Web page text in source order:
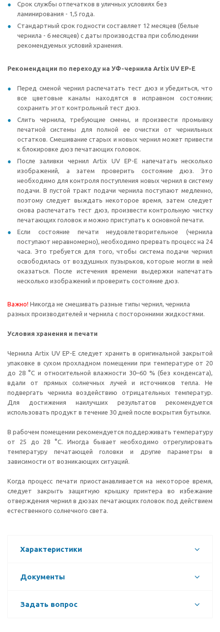
Срок службы отпечатков в уличных условиях без
ламинирования - 1,5 года.
Стандартный срок годности составляет 12 месяцев (белые
чернила - 6 месяцев) с даты производства при соблюдении
рекомендуемых условий хранения.
Рекомендации по переходу на УФ-чернила Artix UV EP-E
Перед сменой чернил распечатать тест дюз и убедиться, что
все цветовые каналы находятся в исправном состоянии;
сохранить этот контрольный тест дюз.
Слить чернила, требующие смены, и произвести промывку
печатной системы для полной ее очистки от чернильных
остатков. Смешивание старых и новых чернил может привести
к блокировке дюз печатающих головок.
После заливки чернил Artix UV EP-E напечатать несколько
изображений, а затем проверить состояние дюз. Это
необходимо для контроля поступления новых чернил в систему
подачи. В пустой тракт подачи чернила поступают медленно,
поэтому следует выждать некоторое время, затем следует
снова распечатать тест дюз, произвести контрольную чистку
печатающих головок и можно приступать к основной печати.
Если состояние печати неудовлетворительное (чернила
поступают неравномерно), необходимо прервать процесс на 24
часа. Это требуется для того, чтобы система подачи чернил
освободилась от воздушных пузырьков, которые могли в ней
оказаться. После истечения времени выдержки напечатать
несколько изображений и проверить состояние дюз.
Важно! Никогда не смешивать разные типы чернил, чернила
разных производителей и чернила с посторонними жидкостями.
Условия хранения и печати
Чернила Artix UV EP-E следует хранить в оригинальной закрытой
упаковке в сухом прохладном помещении при температуре от 20
до 28 °C и относительной влажности 30–60 % (без конденсата),
вдали от прямых солнечных лучей и источников тепла. Не
подвергать чернила воздействию отрицательных температур.
Для достижения наилучших результатов рекомендуется
использовать продукт в течение 30 дней после вскрытия бутылки.
В рабочем помещении рекомендуется поддерживать температуру
от 25 до 28 °С. Иногда бывает необходимо отрегулировать
температуру печатающей головки и другие параметры в
зависимости от возникающих ситуаций.
Когда процесс печати приостанавливается на некоторое время,
следует закрыть защитную крышку принтера во избежание
отверждения чернил в дюзах печатающих головок под действием
естественного солнечного света.
Характеристики
Документы
Задать вопрос